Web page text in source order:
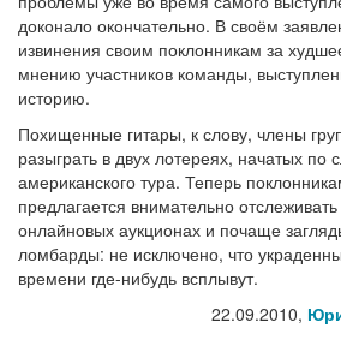
доконало окончательно. В своём
извинения своим поклонникам за
мнению участников команды,
историю.
Похищенные гитары, к слову, члены
разыграть в двух лотереях, начатых по
американского тура. Теперь
предлагается внимательно
онлайновых аукционах и почаще
ломбарды: не исключено, что
времени где-нибудь всплывут.
22.09.2010,